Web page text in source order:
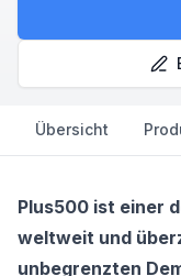
Übersicht
Plus500 ist einer
weltweit und
unbegrenzten